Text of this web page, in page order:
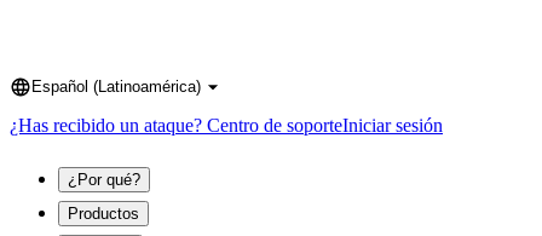
Language
Español (Latinoamérica)
¿Has recibido un ataque? Centro de soporteIniciar sesión
¿Por qué?
Productos